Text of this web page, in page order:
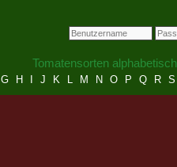
Tomatensorten alphabetisch
G H J K L M N O P Q R S